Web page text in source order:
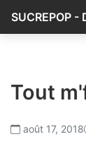
SUCREPOP -
Tout
août 17, 2018